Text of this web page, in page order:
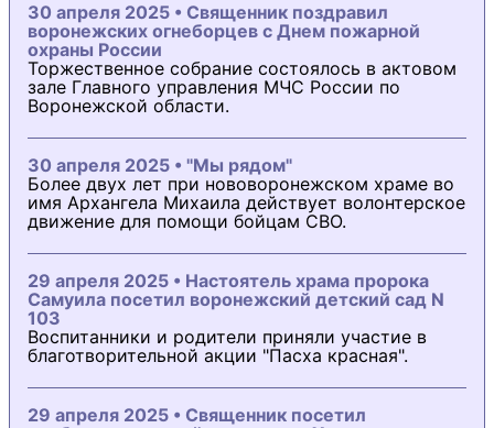
30 апреля 2025 • Священник поздравил
воронежских огнеборцев с Днем пожарной
охраны России
Торжественное собрание состоялось в актовом
зале Главного управления МЧС России по
Воронежской области.
30 апреля 2025 • "Мы рядом"
Более двух лет при нововоронежском храме во
имя Архангела Михаила действует волонтерское
движение для помощи бойцам СВО.
29 апреля 2025 • Настоятель храма пророка
Самуила посетил воронежский детский сад N
103
Воспитанники и родители приняли участие в
благотворительной акции "Пасха красная".
29 апреля 2025 • Священник посетил